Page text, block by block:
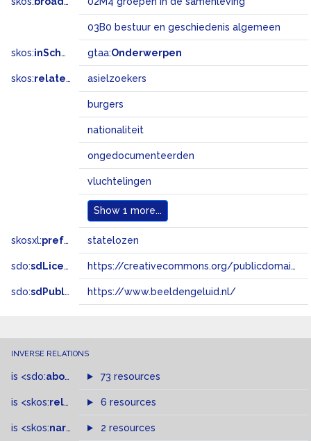
03B0 bestuur en geschiedenis algemeen
skos:inScheme gtaa:Onderwerpen
skos:related asielzoekers
burgers
nationaliteit
ongedocumenteerden
vluchtelingen
Show 1 more...
skosxl:prefLabel statelozen
sdo:sdLicense https://creativecommons.org/publicdomain/zero/1.0/
sdo:sdPublisher https://www.beeldengeluid.nl/
INVERSE RELATIONS
is <sdo:about of 73 resources
is <skos:related > of
6 resources
is <skos:narrowMatch >of
2 resources